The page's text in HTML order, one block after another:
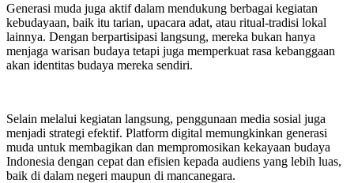
Generasi muda juga aktif dalam mendukung berbagai kegiatan
kebudayaan, baik itu tarian, upacara adat, atau ritual-tradisi lokal
lainnya. Dengan berpartisipasi langsung, mereka bukan hanya
menjaga warisan budaya tetapi juga memperkuat rasa kebanggaan
akan identitas budaya mereka sendiri.
Selain melalui kegiatan langsung, penggunaan media sosial juga
menjadi strategi efektif. Platform digital memungkinkan generasi
muda untuk membagikan dan mempromosikan kekayaan budaya
Indonesia dengan cepat dan efisien kepada audiens yang lebih luas,
baik di dalam negeri maupun di mancanegara.